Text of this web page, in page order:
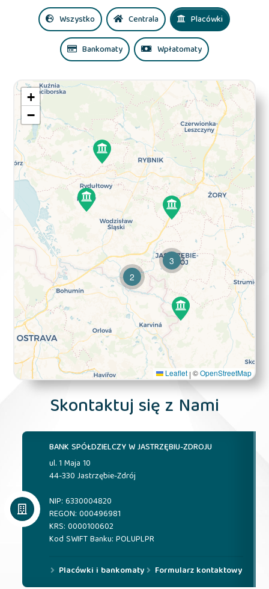
Wszystko Centrala Placówki
Bankomaty Wpłatomaty
2
3
+
−
Leaflet | ©OpenStreetMap
Skontaktuj się z Nami
BANK SPÓŁDZIELCZY W JASTRZĘBIU-ZDROJU
ul. 1 Maja 10
44-330 Jastrzębie-Zdrój
NIP: 6330004820
REGON: 000496981
KRS: 0000100602
Kod SWIFT Banku: POLUPLPR
Placówki i bankomaty Formularz kontaktowy